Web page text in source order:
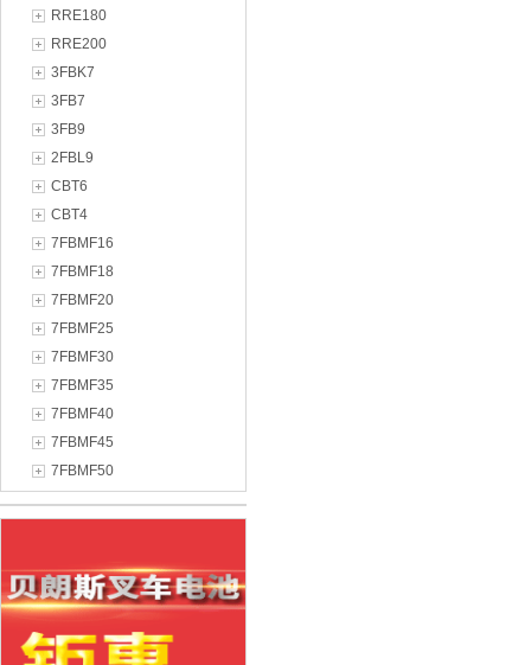
RRE180
RRE200
3FBK7
3FB7
3FB9
2FBL9
CBT6
CBT4
7FBMF16
7FBMF18
7FBMF20
7FBMF25
7FBMF30
7FBMF35
7FBMF40
7FBMF45
7FBMF50